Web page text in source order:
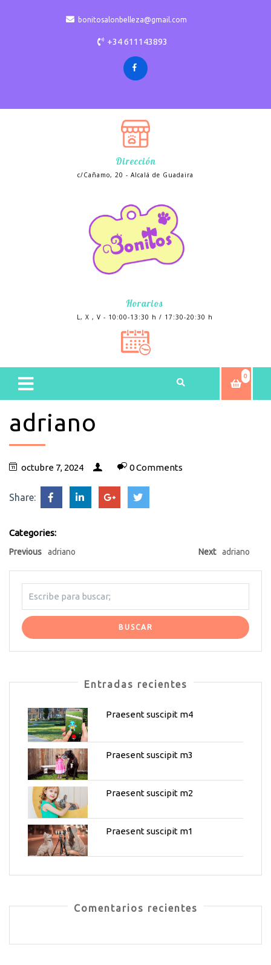
bonitosalonbelleza@gmail.com
+34 611143893
Dirección
c/Cañamo, 20 - Alcalá de Guadaira
Horarios
L, X , V - 10:00-13:30 h / 17:30-20:30 h
0
adriano
octubre 7, 2024 0 Comments
Share:
Categories:
Previous adriano Next adriano
Entradas recientes
Praesent suscipit m4
Praesent suscipit m3
Praesent suscipit m2
Praesent suscipit m1
Comentarios recientes